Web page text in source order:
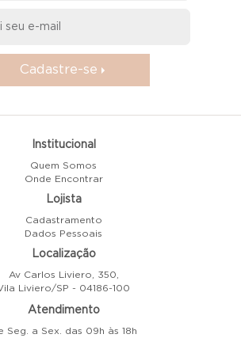
Cadastre-se
Institucional
Quem Somos
Onde Encontrar
Lojista
Cadastramento
Dados Pessoais
Localização
Av Carlos Liviero, 350,
Liviero/SP - 04186-100
Atendimento
Seg. a Sex. das 09h às 18h